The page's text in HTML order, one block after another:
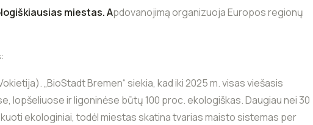
miestas. Apdovanojimą organizuoja Europos regionų
„BioStadt Bremen“ siekia, kad iki 2025 m. visas viešasis
lopšeliuose ir ligoninėse būtų 100 proc. ekologiškas. Daugiau nei 30
ekologiniai, todėl miestas skatina tvarias maisto sistemas per